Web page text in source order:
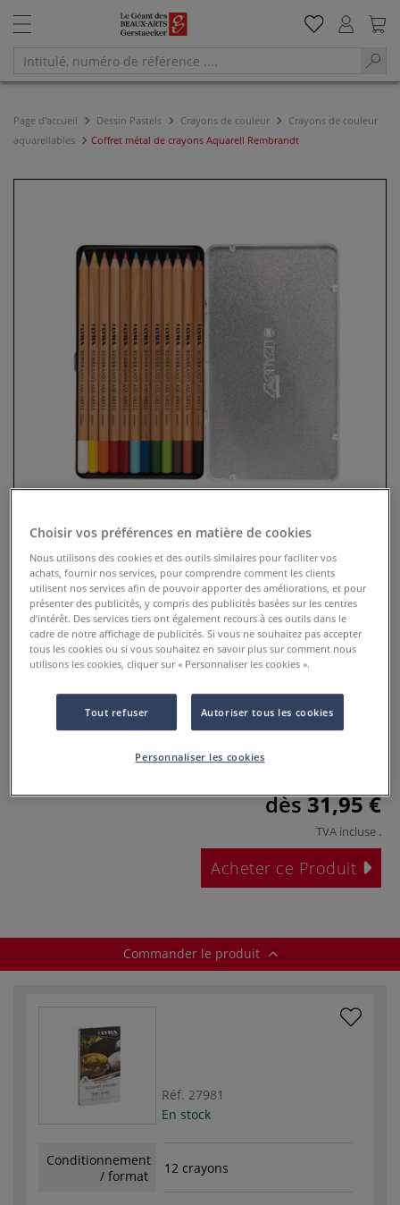
Page d'accueil Dessin Pastels Crayons de couleur
Crayons de couleur
aquarellables
Coffret métal de crayons Aquarell Rembrandt
Coffret métal de crayons Aquarell
Rembrandt
Ces coffrets en métal contiennent des assortiments de
crayons hautement pigmentés qui peuvent être utilisés à
Plus
dès31,95 €
TVA incluse .
Acheter ce Produit
Commander le produit
Réf. 27981
En stock
Conditionnement
/ format
12 crayons
Choisir vos préférences en matière de cookies
Nous utilisons des cookies et des outils similaires pour faciliter vos
achats, fournir nos services, pour comprendre comment les clients
utilisent nos services afin de pouvoir apporter des améliorations, et pour
présenter des publicités, y compris des publicités basées sur les centres
d’intérêt. Des services tiers ont également recours à ces outils dans le
cadre de notre affichage de publicités. Si vous ne souhaitez pas accepter
tous les cookies ou si vous souhaitez en savoir plus sur comment nous
utilisons les cookies, cliquer sur « Personnaliser les cookies ».
Tout refuser Autoriser tous les cookies
Personnaliser les cookies